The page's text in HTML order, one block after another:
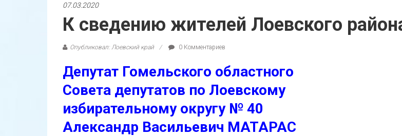
07.03.2020
К сведению жителей Лоевского
Опубликовал: Лоевский край 0 Комментариев
Депутат Гомельского областного
Совета депутатов по Лоевскому
избирательному округу № 40
Александр Васильевич МАТАРАС